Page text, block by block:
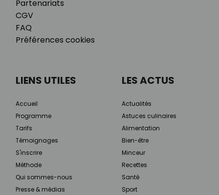
Partenariats
CGV
FAQ
Préférences cookies
LIENS UTILES
Accueil
Programme
Tarifs
Témoignages
S'inscrire
Méthode
Qui sommes-nous
Presse & médias
LES ACTUS
Actualités
Astuces culinaires
Alimentation
Bien-être
Minceur
Recettes
Santé
Sport